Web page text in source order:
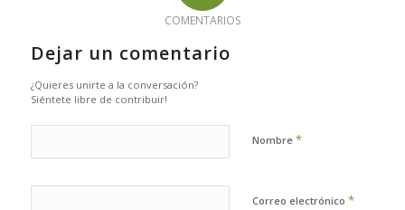
COMENTARIOS
Dejar un comentario
¿Quieres unirte a la conversación?
Siéntete libre de contribuir!
Nombre *
Correo electrónico *